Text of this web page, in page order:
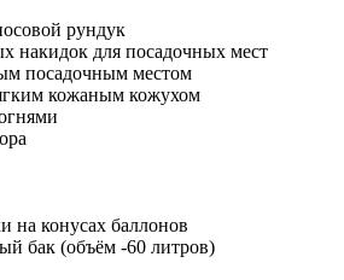
рундук
накидок для посадочных мест
посадочным местом
кожаным кожухом
на конусах баллонов
бак (объём -60 литров)